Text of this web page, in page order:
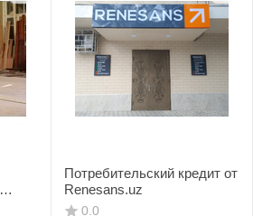
Потребительский кредит от
Renesans.uz
0.0